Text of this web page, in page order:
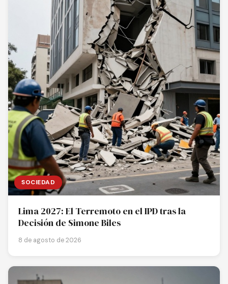
SOCIEDAD
Lima 2027: El Terremoto en el IPD tras la
Decisión de Simone Biles
8 de agosto de 2026